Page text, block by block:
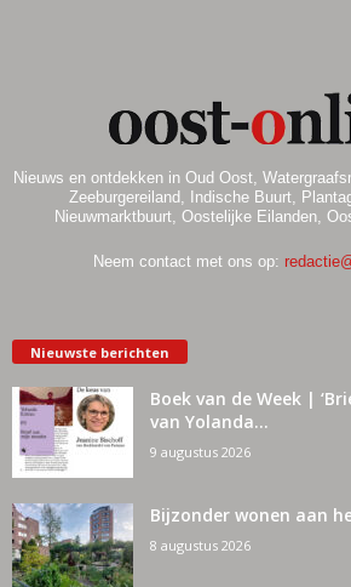
Nieuws en ontdekken in Oud Oost,
Zeeburgereiland, Indische Buurt,
Nieuwmarktbuurt, Oostelijke Eilanden,
Neem contact met ons op:
Nieuwste berichten
Boek van de Week |
van Yolanda...
9 augustus 2026
Bijzonder wonen aan
8 augustus 2026